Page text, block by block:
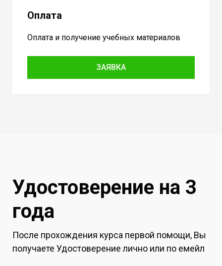
Оплата
Оплата и получение учебных материалов
ЗАЯВКА
Удостоверение на 3
года
После прохождения курса первой помощи, Вы
получаете Удостоверение лично или по емейл